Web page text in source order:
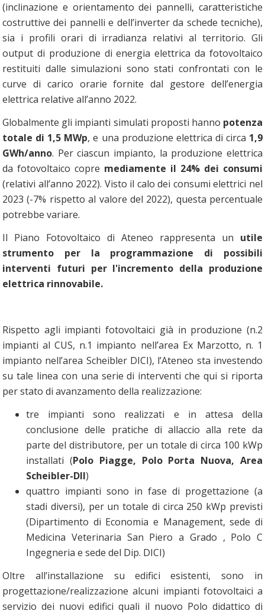
(inclinazione e orientamento dei pannelli, caratteristiche
costruttive dei pannelli e dell’inverter da schede tecniche),
sia i profili orari di irradianza relativi al territorio. Gli
output di produzione di energia elettrica da fotovoltaico
restituiti dalle simulazioni sono stati confrontati con le
curve di carico orarie fornite dal gestore dell’energia
elettrica relative all’anno 2022.
Globalmente gli impianti simulati proposti hanno potenza
totale di 1,5 MWp, e una produzione elettrica di circa 1,9
GWh/anno. Per ciascun impianto, la produzione elettrica
da fotovoltaico copre mediamente il 24% dei consumi
(relativi all’anno 2022). Visto il calo dei consumi elettrici nel
2023 (-7% rispetto al valore del 2022), questa percentuale
potrebbe variare.
Il Piano Fotovoltaico di Ateneo rappresenta un utile
strumento per la programmazione di possibili
interventi futuri per l'incremento della produzione
elettrica rinnovabile.
Rispetto agli impianti fotovoltaici già in produzione (n.2
impianti al CUS, n.1 impianto nell’area Ex Marzotto, n. 1
impianto nell’area Scheibler DICI), l’Ateneo sta investendo
su tale linea con una serie di interventi che qui si riporta
per stato di avanzamento della realizzazione:
tre impianti sono realizzati e in attesa della
conclusione delle pratiche di allaccio alla rete da
parte del distributore, per un totale di circa 100 kWp
installati (Polo Piagge, Polo Porta Nuova, Area
Scheibler-DII)
quattro impianti sono in fase di progettazione (a
stadi diversi), per un totale di circa 250 kWp previsti
(Dipartimento di Economia e Management, sede di
Medicina Veterinaria San Piero a Grado , Polo C
Ingegneria e sede del Dip. DICI)
Oltre all’installazione su edifici esistenti, sono in
progettazione/realizzazione alcuni impianti fotovoltaici a
servizio dei nuovi edifici quali il nuovo Polo didattico di